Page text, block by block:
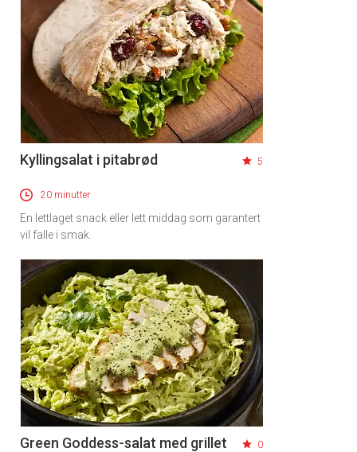
Kyllingsalat i pitabrød 5
20 minutter
En lettlaget snack eller lett middag som garantert
vil falle i smak.
Green Goddess-salat med grillet
0